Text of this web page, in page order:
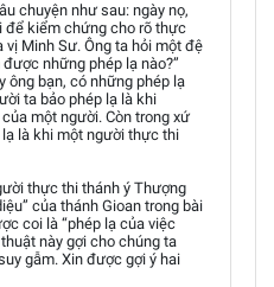
chuyện như sau: ngày nọ,
để kiểm chứng cho rõ thực
Minh Sư. Ông ta hỏi một đệ
những phép lạ nào?”
ông bạn, có những phép lạ
ta bảo phép lạ là khi
một người. Còn trong xứ
là khi một người thực thi
thực thi thánh ý Thượng
của thánh Gioan trong bài
coi là “phép lạ của việc
này gợi cho chúng ta
gẫm. Xin được gợi ý hai